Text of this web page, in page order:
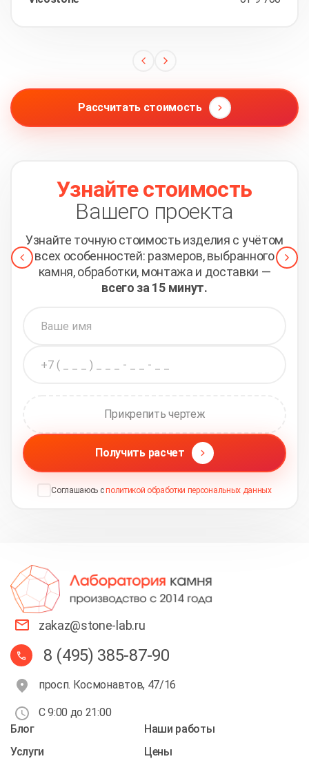
Рассчитать стоимость
Узнайте стоимость
Вашего проекта
Узнайте точную стоимость изделия с учётом
всех особенностей: размеров, выбранного
камня, обработки, монтажа и доставки —
всего за 15 минут.
Прикрепить чертеж
Получить расчет
Соглашаюсь с политикой обработки персональных данных
zakaz@stone-lab.ru
8 (495) 385-87-90
просп. Космонавтов, 47/16
С 9:00 до 21:00
Блог
Наши работы
Услуги
Цены